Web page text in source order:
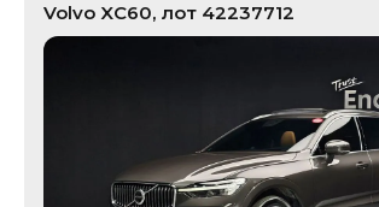
Volvo XC60, лот 42237712